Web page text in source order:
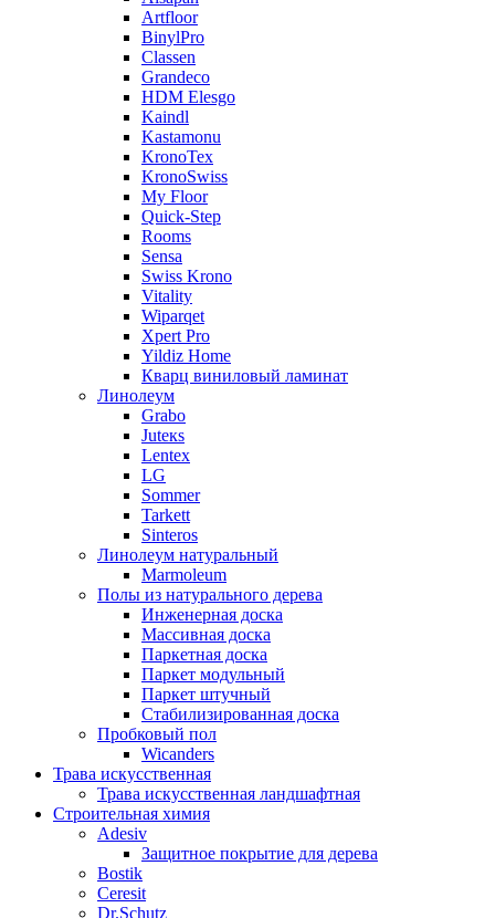
Artfloor
BinylPro
Classen
Grandeco
HDM Elesgo
Kaindl
Kastamonu
KronoTex
KronoSwiss
My Floor
Quick-Step
Rooms
Sensa
Swiss Krono
Vitality
Wiparqet
Xpert Pro
Yildiz Home
Кварц виниловый ламинат
Линолеум
Grabo
Juteкs
Lentex
LG
Sommer
Tarkett
Sinteros
Линолеум натуральный
Marmoleum
Полы из натурального дерева
Инженерная доска
Массивная доска
Паркетная доска
Паркет модульный
Паркет штучный
Стабилизированная доска
Пробковый пол
Wicanders
Трава искусственная
Трава искусственная ландшафтная
Строительная химия
Adesiv
Защитное покрытие для дерева
Bostik
Ceresit
Dr.Schutz